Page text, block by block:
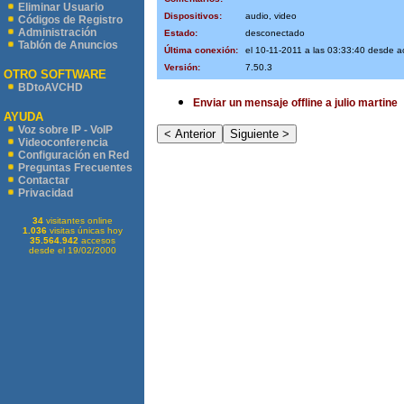
Eliminar Usuario
Códigos de Registro
Administración
Tablón de Anuncios
OTRO SOFTWARE
BDtoAVCHD
AYUDA
Voz sobre IP - VoIP
Videoconferencia
Configuración en Red
Preguntas Frecuentes
Contactar
Privacidad
34visitantes online
1.036visitas únicas hoy
35.564.942 accesos
desde el 19/02/2000
Dispositivos:
audio, video
Estado:
desconectado
Última conexión:
el 10-11-2011 a las 03:33:40 desde
Versión:
7.50.3
Enviar un mensaje offline a julio martine